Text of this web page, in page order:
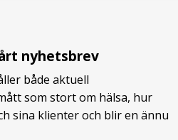
nyhetsbrev
både aktuell
som stort om hälsa, hur
sina klienter och blir en ännu